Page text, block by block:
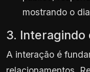
mostrando o
3. Interagindo
A interação é